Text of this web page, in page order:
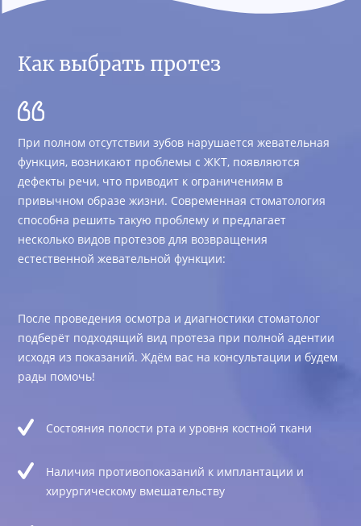
Как выбрать протез
При полном отсутствии зубов нарушается жевательная
функция, возникают проблемы с ЖКТ, появляются
дефекты речи, что приводит к ограничениям в
привычном образе жизни. Современная стоматология
способна решить такую проблему и предлагает
несколько видов протезов для возвращения
естественной жевательной функции:
После проведения осмотра и диагностики стоматолог
подберёт подходящий вид протеза при полной адентии
исходя из показаний. Ждём вас на консультации и будем
рады помочь!
Состояния полости рта и уровня костной ткани
Наличия противопоказаний к имплантации и
хирургическому вмешательству